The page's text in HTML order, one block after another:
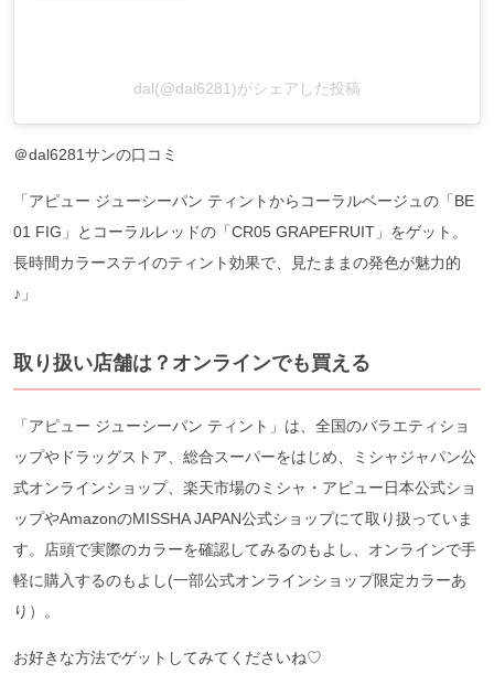
dal(@dal6281)がシェアした投稿
＠dal6281サンの口コミ
「アピュー ジューシーパン ティントからコーラルベージュの「BE
01 FIG」とコーラルレッドの「CR05 GRAPEFRUIT」をゲット。
長時間カラーステイのティント効果で、見たままの発色が魅力的
♪」
取り扱い店舗は？オンラインでも買える
「アピュー ジューシーパン ティント」は、全国のバラエティショ
ップやドラッグストア、総合スーパーをはじめ、ミシャジャパン公
式オンラインショップ、楽天市場のミシャ・アピュー日本公式ショ
ップやAmazonのMISSHA JAPAN公式ショップにて取り扱っていま
す。店頭で実際のカラーを確認してみるのもよし、オンラインで手
軽に購入するのもよし(一部公式オンラインショップ限定カラーあ
り）。
お好きな方法でゲットしてみてくださいね♡